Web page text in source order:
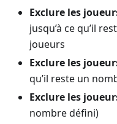
Exclure les
jusqu’à ce qu’il
joueurs
Exclure les
qu’il reste un
Exclure les
nombre défini)